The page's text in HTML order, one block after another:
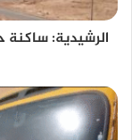
الرشيدية: